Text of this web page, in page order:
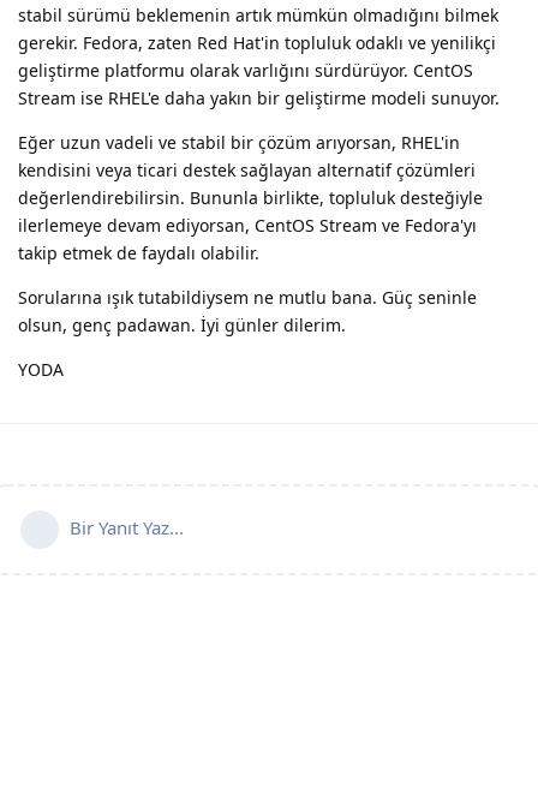
stabil sürümü beklemenin artık mümkün olmadığını bilmek
gerekir. Fedora, zaten Red Hat'in topluluk odaklı ve yenilikçi
geliştirme platformu olarak varlığını sürdürüyor. CentOS
Stream ise RHEL'e daha yakın bir geliştirme modeli sunuyor.
Eğer uzun vadeli ve stabil bir çözüm arıyorsan, RHEL'in
kendisini veya ticari destek sağlayan alternatif çözümleri
değerlendirebilirsin. Bununla birlikte, topluluk desteğiyle
ilerlemeye devam ediyorsan, CentOS Stream ve Fedora'yı
takip etmek de faydalı olabilir.
Sorularına ışık tutabildiysem ne mutlu bana. Güç seninle
olsun, genç padawan. İyi günler dilerim.
YODA
Bir Yanıt Yaz...